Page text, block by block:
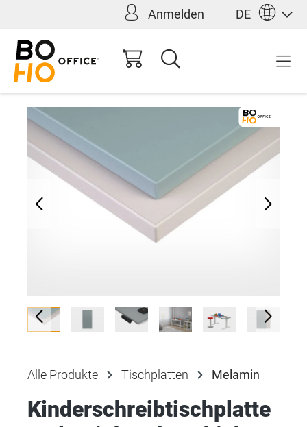
Anmelden DE
Alle Produkte Tischplatten Melamin
Kinderschreibtischplatte
98,00 €*